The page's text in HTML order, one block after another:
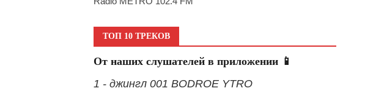
ТОП 10 ТРЕКОВ
От наших слушателей в приложении 📱
1 - джингл 001 BODROE YTRO